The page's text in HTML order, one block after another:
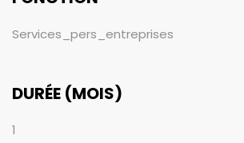
Services_pers_entreprises
DURÉE (MOIS)
1